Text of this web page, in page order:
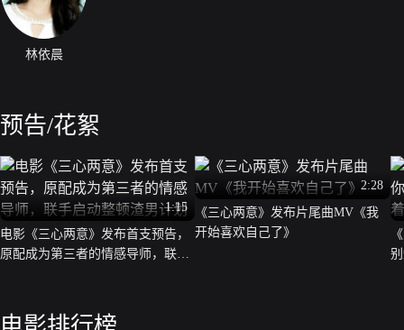
林依晨
预告/花絮
1:15
电影《三心两意》发布首支预告，
原配成为第三者的情感导师，联手
2:28
《三心两意》发布片尾曲MV《我
开始喜欢自己了》